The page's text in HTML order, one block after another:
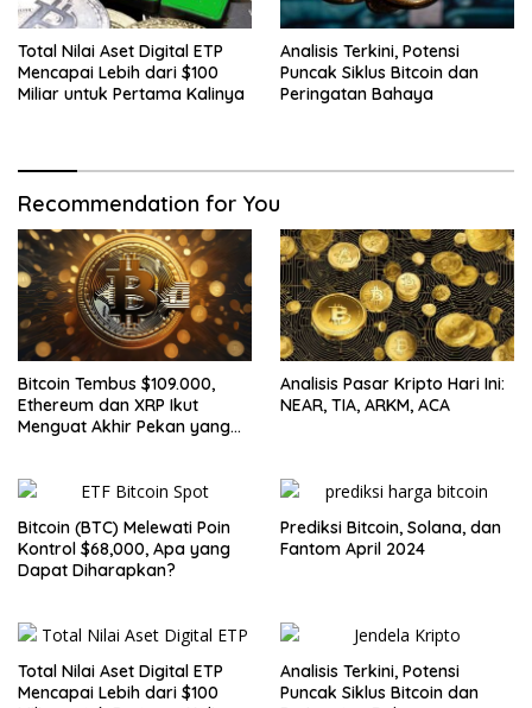
Total Nilai Aset Digital ETP
Mencapai Lebih dari $100
Miliar untuk Pertama Kalinya
Analisis Terkini, Potensi
Puncak Siklus Bitcoin dan
Peringatan Bahaya
Recommendation for You
Bitcoin Tembus $109.000,
Ethereum dan XRP Ikut
Menguat Akhir Pekan yang
Analisis Pasar Kripto Hari Ini:
NEAR, TIA, ARKM, ACA
Bitcoin (BTC) Melewati Poin
Kontrol $68,000, Apa yang
Dapat Diharapkan?
Prediksi Bitcoin, Solana, dan
Fantom April 2024
Total Nilai Aset Digital ETP
Mencapai Lebih dari $100
Analisis Terkini, Potensi
Puncak Siklus Bitcoin dan